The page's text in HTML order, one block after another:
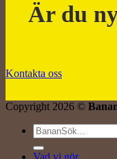
Är du
Kontakta oss
Copyright 2026 ©
Vad vi gör